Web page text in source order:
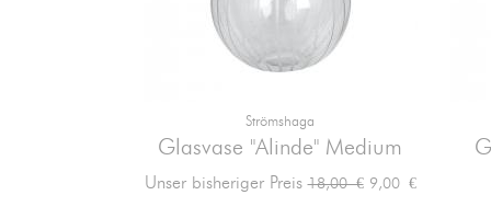
Strömshaga
Glasvase "Alinde" Medium
Unser bisheriger PreisVerkaufspreis
18,00 € Preis
9,00 €
Vorschau